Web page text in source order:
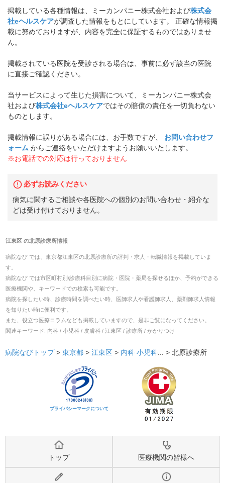
掲載している各種情報は、ミーカンパニー株式会社および株式会
社eヘルスケアが調査した情報をもとにしています。 正確な情報掲
載に努めておりますが、内容を完全に保証するものではありませ
ん。
掲載されている医院を受診される場合は、事前に必ず該当の医院
に直接ご確認ください。
当サービスによって生じた損害について、ミーカンパニー株式会
社および株式会社eヘルスケアではその賠償の責任を一切負わない
ものとします。
掲載情報に誤りがある場合には、お手数ですが、
お問い合わせフ
ォーム からご連絡をいただけますようお願いいたします。
※お電話での対応は行っておりません
必ずお読みください
病気に関するご相談や各医院への個別のお問い合わせ・紹介な
どは受け付けておりません。
江東区の北原診療所情報
病院なび では、 東京都江東区の北原診療所の評判・求人・転職情報を掲載していま
す。
病院なび では市区町村別/診療科目別に病院・医院・薬局を探せるほか、予約ができる
医療機関や、キーワードでの検索も可能です。
病院を探したい時、診療時間を調べたい時、医師求人や看護師求人、薬剤師求人情報
を知りたい時に便利です。
また、役立つ医療コラムなども掲載していますので、是非ご覧になってください。
関連キーワード: 内科 / 小児科 / 皮膚科 / 江東区 / 診療所 / かかりつけ
病院なびトップ > 東京都 > 江東区 > 内科 小児科... > 北原診療所
プライバシーマークについて
トップ 医療機関の皆様へ